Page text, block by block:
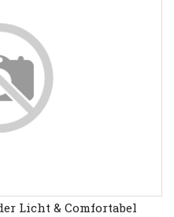
Licht & Comfortabel